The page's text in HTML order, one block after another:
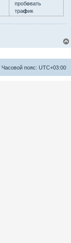
пробовать
трафик
Часовой пояс: UTC+03:00